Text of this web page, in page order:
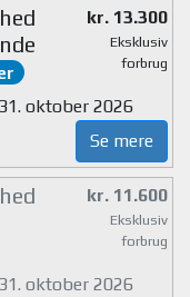
kr. 13.300
Eksklusiv
forbrug
oktober 2026
Se mere
kr. 11.600
Eksklusiv
forbrug
oktober 2026